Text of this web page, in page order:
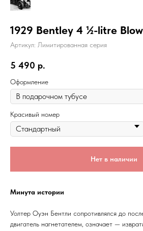
1929 Bentley 4 ½-litre
Артикул: Лимитированная серия
5 490 р.
Оформление
Красивый номер
Нет в наличии
Минута истории
Уолтер Оуэн Бентли сопротивлялся до
двигатель нагнетателем, означает —